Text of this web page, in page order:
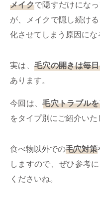
メイクで隠すだけにな
が、メイクで隠し続ける
化させてしまう原因にな
実は、 毛穴の開きは毎
あります。
今回は、毛穴トラブル
をタイプ別にご紹介いた
食べ物以外での毛穴対策
しますので、ぜひ参考
くださいね。